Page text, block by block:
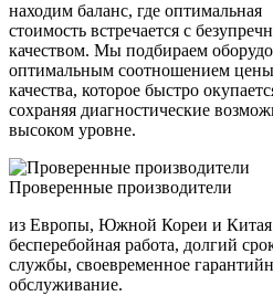
находим баланс, где оптимальная
стоимость встречается с
качеством. Мы подбираем
оптимальным соотношением
качества, которое быстро
сохраняя диагностические
высоком уровне.
Проверенные производители
из Европы, Южной Кореи и
бесперебойная работа, долгий
службы, своевременное
обслуживание.